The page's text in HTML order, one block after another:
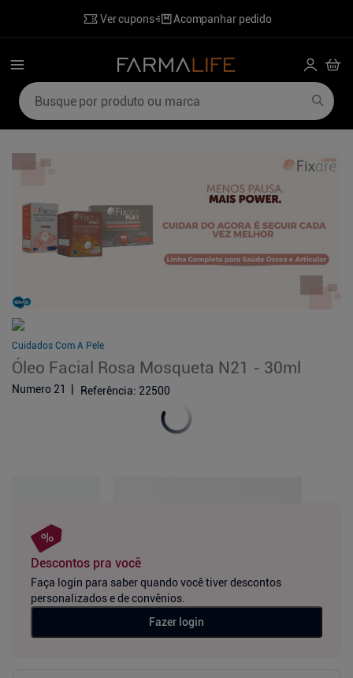
Ver cupons Acompanhar pedido
Busque por produto ou marca
Cuidados Com A Pele
Óleo Facial Rosa Mosqueta N21 - 30ml
Numero 21 Referência: 22500
Descontos pra você
Faça login para saber quando você tiver descontos
personalizados e de convênios.
Fazer login
3º
shampoo
4º
ozivy
poviztra
8
hidratante corporal
sabonete liquido
º wegovy